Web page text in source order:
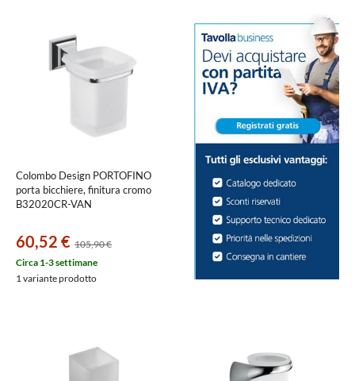
Colombo Design PORTOFINO
porta bicchiere, finitura cromo
B32020CR-VAN
60,52 € 105,90 €
Circa 1-3 settimane
1 variante prodotto